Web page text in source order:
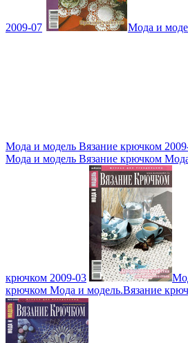
2009-07 Мода и
Мода и модель Вязание крючком
Мода и модель Вязание крючком
крючком 2009-03
крючком Мода и модель.Вязание